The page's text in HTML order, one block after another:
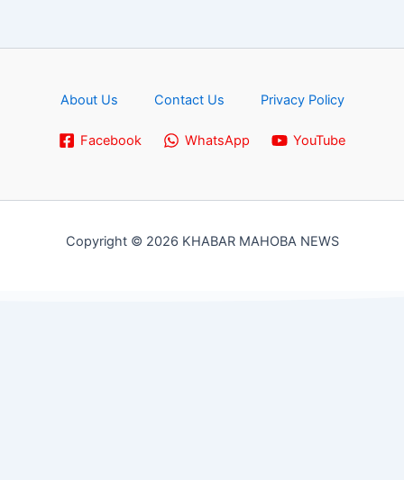
About Us Contact Us Privacy Policy
Facebook WhatsApp YouTube
Copyright © 2026 KHABAR MAHOBA NEWS